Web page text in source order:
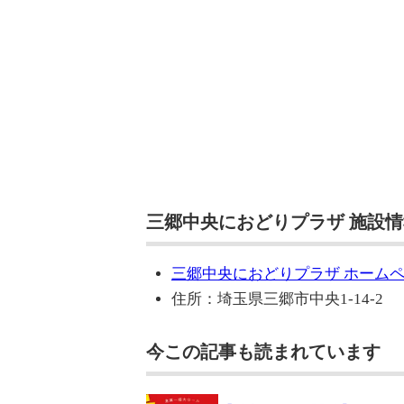
三郷中央におどりプラザ 施設
三郷中央におどりプラザ ホーム
住所：埼玉県三郷市中央1-14-2
今この記事も読まれています